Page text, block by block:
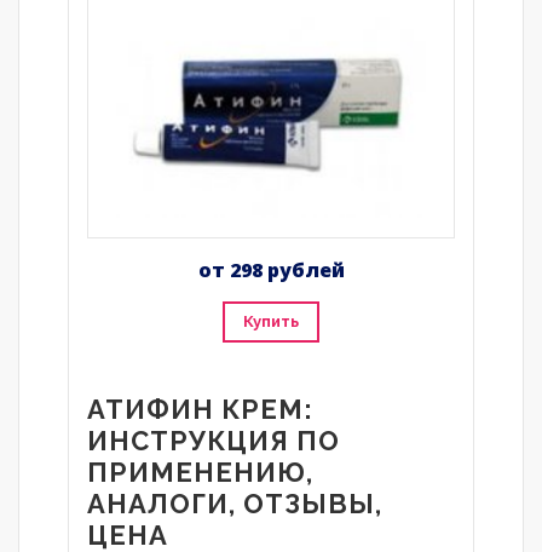
от 298 рублей
Купить
АТИФИН КРЕМ:
ИНСТРУКЦИЯ ПО
ПРИМЕНЕНИЮ,
АНАЛОГИ, ОТЗЫВЫ,
ЦЕНА